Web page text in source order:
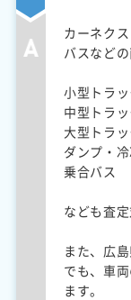
カーネク
バスなど
小型トラッ
中型トラッ
大型トラッ
ダンプ・
乗合バス
なども査定
また、広
でも、車
ます。